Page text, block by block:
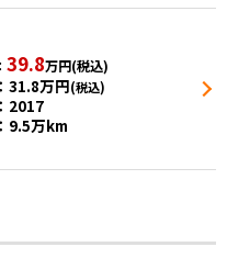
39.8万円(税込)
31.8万円(税込)
2017
9.5万km